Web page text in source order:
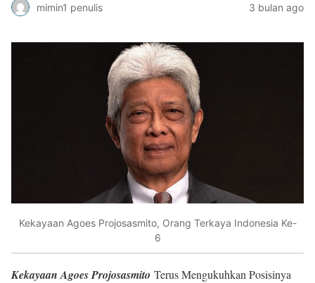
mimin1 penulis 3 bulan ago
Kekayaan Agoes Projosasmito, Orang Terkaya Indonesia Ke-
6
Kekayaan Agoes Projosasmito Terus Mengukuhkan Posisinya